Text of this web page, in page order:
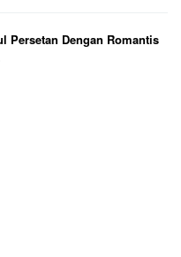
Persetan Dengan Romantis